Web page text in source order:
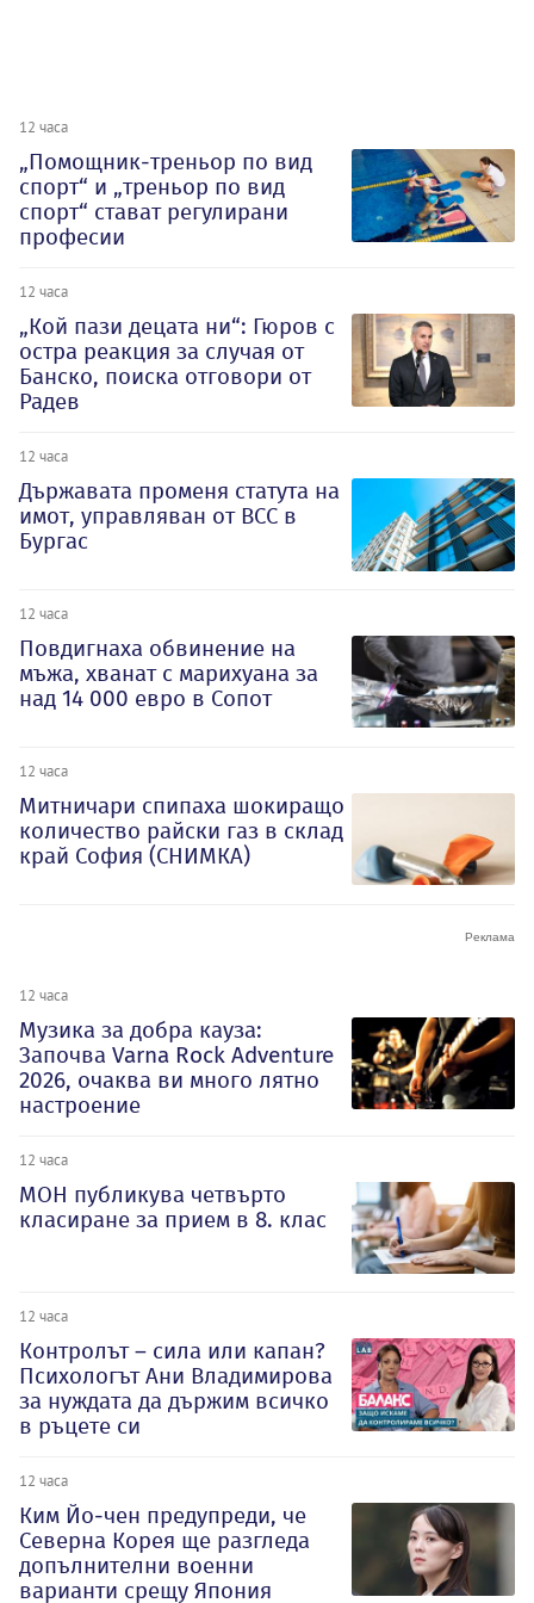
12 часа
„Помощник-треньор по вид
спорт“ и „треньор по вид
спорт“ стават регулирани
професии
12 часа
„Кой пази децата ни“: Гюров с
остра реакция за случая от
Банско, поиска отговори от
Радев
12 часа
Държавата променя статута на
имот, управляван от ВСС в
Бургас
12 часа
Повдигнаха обвинение на
мъжа, хванат с марихуана за
над 14 000 евро в Сопот
12 часа
Митничари спипаха шокиращо
количество райски газ в склад
край София (СНИМКА)
12 часа
Музика за добра кауза:
Започва Varna Rock Adventure
2026, очаква ви много лятно
настроение
12 часа
МОН публикува четвърто
класиране за прием в 8. клас
12 часа
Контролът – сила или капан?
Психологът Ани Владимирова
за нуждата да държим всичко
в ръцете си
12 часа
Ким Йо-чен предупреди, че
Северна Корея ще разгледа
допълнителни военни
варианти срещу Япония